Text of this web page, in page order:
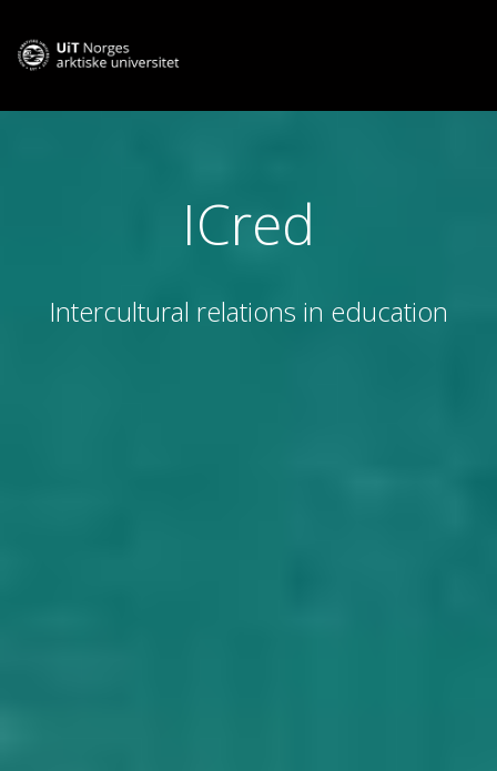
ICred
Intercultural relations in education